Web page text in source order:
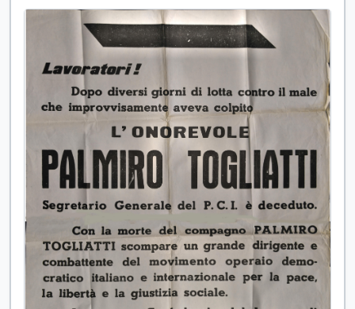
[Unità archivistica] b.3-fasc.31 - "Comitato direttivo e Comitato esecutivo della Ccdl", 1977 - 1984
[Unità archivistica] b.3-fasc.32 - Riunioni del Comitato esecutivo, 1977-1978; 1980; 1982-1985-1988
[Unità archivistica] b.3-fasc.33 - Riforma delle strutture sindacali, 1978
[Unità archivistica] b.3-fasc.34 - Riunioni Comitato direttivo, 1981 - 1982
[Unità archivistica] b.3-fasc.35 - Riunioni Comitato direttivo, 1983-1987
[Unità archivistica] b.3-fasc.36 - Riunioni Comitato direttivo, 1986
[Unità archivistica] b.4-fasc.37 - Riunioni del Comitato direttivo, 1986 - 1988
[Unità archivistica] b.4-fasc.38 - Riunioni Comitato direttivo, 1987
[Unità archivistica] b.4-fasc.39 - Struttura dei servizi della Ccdl, 1987 - 1989
[Unità archivistica] b.4-fasc.40 - Riunioni Comitato direttivo, [1988]
[Unità archivistica] b.4-fasc.41 - "Documento riforma organizzativa", 1990 - 1992
[Unità archivistica] b.4-fasc.42 - Riunioni Comitato direttivo, 1990 - 1992
[Unità archivistica] b.4-fasc.43 - Appunti Comitato direttivo, 1992
[Unità archivistica] b.4-fasc.44 - Riunioni Comitato direttivo, 1993
[Unità archivistica] b.4-fasc.45 - Attivo unitario quadri e delegati, 1994
[Unità archivistica] b.4-fasc.46 - "Verbali Comitati direttivi", 1994-1995